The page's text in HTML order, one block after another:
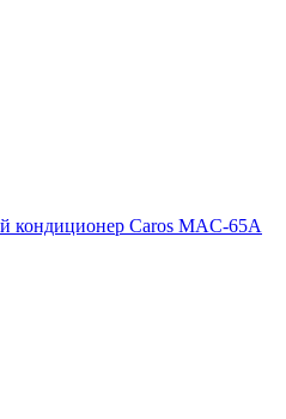
Caros MAC-65A